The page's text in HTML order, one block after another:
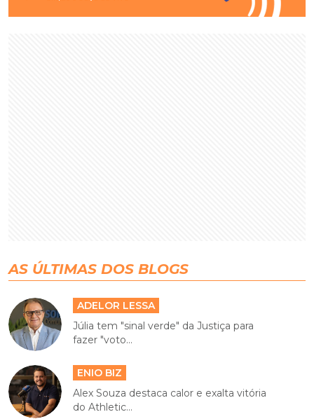
AS ÚLTIMAS DOS BLOGS
ADELOR LESSA
Júlia tem "sinal verde" da Justiça para
fazer "voto...
ENIO BIZ
Alex Souza destaca calor e exalta vitória
do Athletic...